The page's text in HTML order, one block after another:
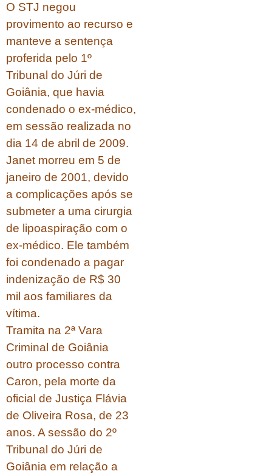
O STJ negou
provimento ao recurso e
manteve a sentença
proferida pelo 1º
Tribunal do Júri de
Goiânia, que havia
condenado o ex-médico,
em sessão realizada no
dia 14 de abril de 2009.
Janet morreu em 5 de
janeiro de 2001, devido
a complicações após se
submeter a uma cirurgia
de lipoaspiração com o
ex-médico. Ele também
foi condenado a pagar
indenização de R$ 30
mil aos familiares da
vítima.
Tramita na 2ª Vara
Criminal de Goiânia
outro processo contra
Caron, pela morte da
oficial de Justiça Flávia
de Oliveira Rosa, de 23
anos. A sessão do 2º
Tribunal do Júri de
Goiânia em relação a